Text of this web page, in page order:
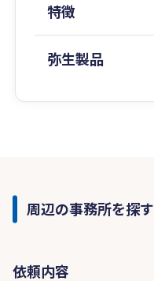
特徴
弥生製品
周辺の事務所を探す
依頼内容